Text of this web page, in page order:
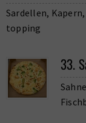
Sardellen,
topping
33.